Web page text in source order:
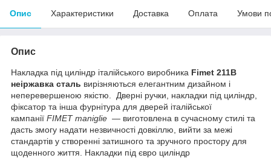
Опис Характеристики Доставка Оплата Умови
Опис
Накладка під циліндр італійського виробника Fimet 211B
неіржавка сталь вирізняються елегантним дизайном і
неперевершеною якістю. Дверні ручки, накладки під циліндр,
фіксатор та інша фурнітура для дверей італійської
кампанії FIMET maniglie — виготовлена в сучасному стилі та
дасть змогу надати незвичності довкіллю, вийти за межі
стандартів у створенні затишного та зручного простору для
щоденного життя. Накладки під євро циліндр